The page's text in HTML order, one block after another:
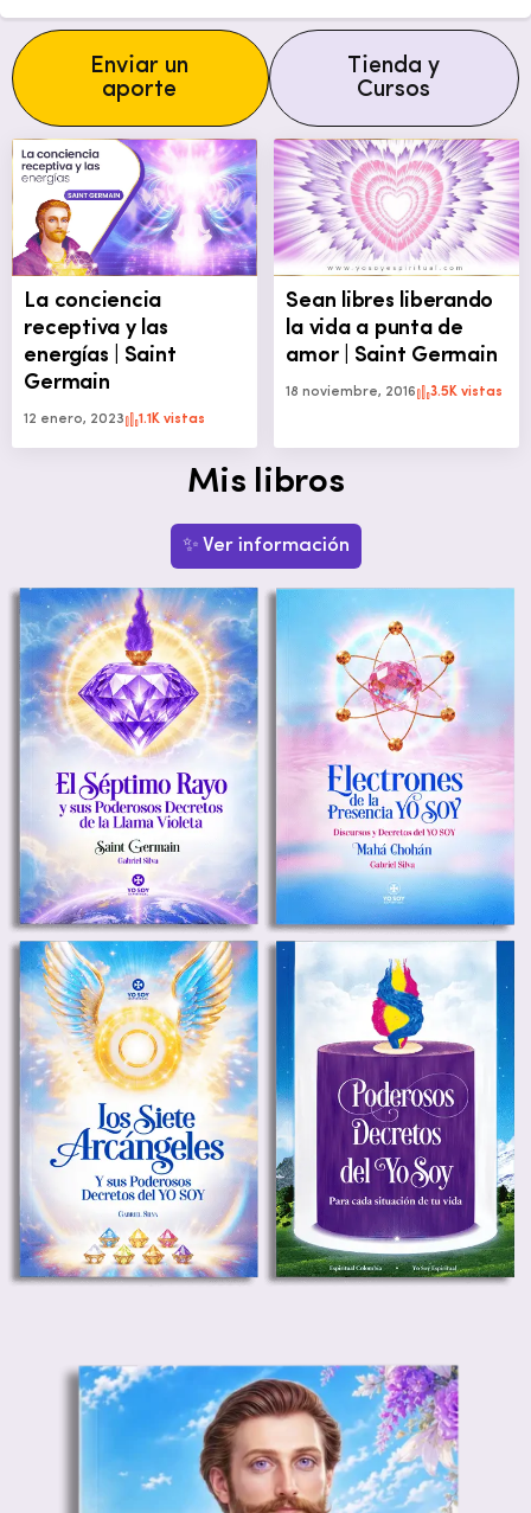
Enviar un
aporte
Tienda y
Cursos
La conciencia
receptiva y las
energías | Saint
Germain
12 enero, 2023 1.1K vistas
Sean libres liberando
la vida a punta de
amor | Saint Germain
18 noviembre, 2016 3.5K vistas
Mis libros
✨ Ver información